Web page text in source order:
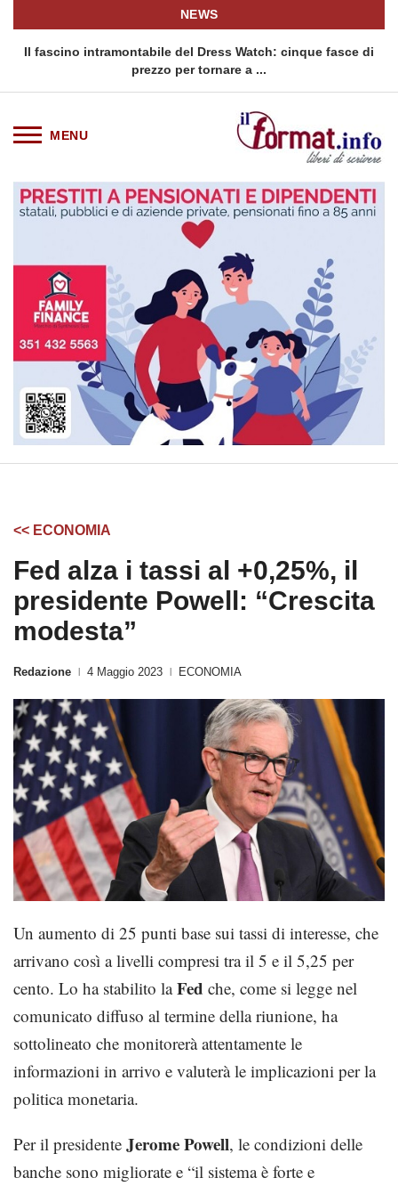
NEWS
Il fascino intramontabile del Dress Watch: cinque fasce di
prezzo per tornare a ...
<< ECONOMIA
Fed alza i tassi al +0,25%, il
presidente Powell: “Crescita
modesta”
Redazione 4 Maggio 2023 ECONOMIA
Un aumento di 25 punti base sui tassi di interesse, che
arrivano così a livelli compresi tra il 5 e il 5,25 per
cento. Lo ha stabilito laFed che, come si legge nel
comunicato diffuso al termine della riunione, ha
sottolineato che monitorerà attentamente le
informazioni in arrivo e valuterà le implicazioni per la
politica monetaria.
Per il presidente Jerome Powell, le condizioni delle
banche sono migliorate e “il sistema è forte e